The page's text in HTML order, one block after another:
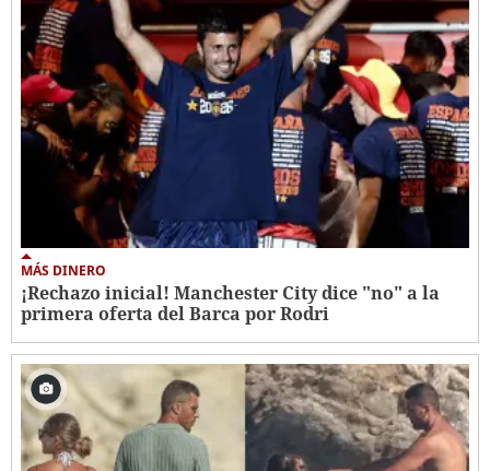
MÁS DINERO
¡Rechazo inicial! Manchester City dice "no" a la
primera oferta del Barca por Rodri